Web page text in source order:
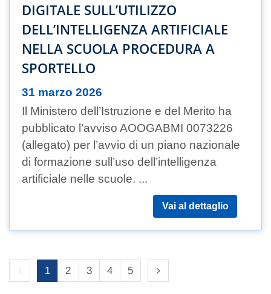
DIGITALE SULL’UTILIZZO
DELL’INTELLIGENZA ARTIFICIALE
NELLA SCUOLA PROCEDURA A
SPORTELLO
31 marzo 2026
Il Ministero dell’Istruzione e del Merito ha
pubblicato l’avviso AOOGABMI 0073226
(allegato) per l’avvio di un piano nazionale
di formazione sull’uso dell’intelligenza
artificiale nelle scuole. ...
Vai al dettaglio
Previous page
1 2 3 4 5 Next page